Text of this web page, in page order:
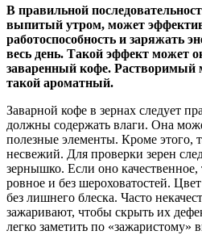
В правильной
выпитый утром, может
работоспособность и заряжать
весь день. Такой эффект может
заваренный кофе. Растворимый
такой ароматный.
Заварной кофе в зернах следует
должны содержать влаги. Она
полезные элементы. Кроме этого,
несвежий. Для проверки зерен
зернышко. Если оно качественное,
ровное и без шероховатостей.
без лишнего блеска. Часто
зажаривают, чтобы скрыть их
легко заметить по «зажаристому»